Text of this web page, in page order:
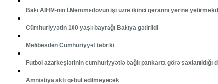
Bakı AİHM-nin İ.Məmmədovun işi üzrə ikinci qərarını yerinə
Cümhuriyyətin 100 yaşlı bayrağı Bakıya gətirildi
Məhbəsdən Cümhuriyyət təbriki
Futbol azarkeşlərinin cümhuriyyətlə bağlı pankarta görə saxlanıldığı
Amnistiya aktı qəbul edilməyəcək